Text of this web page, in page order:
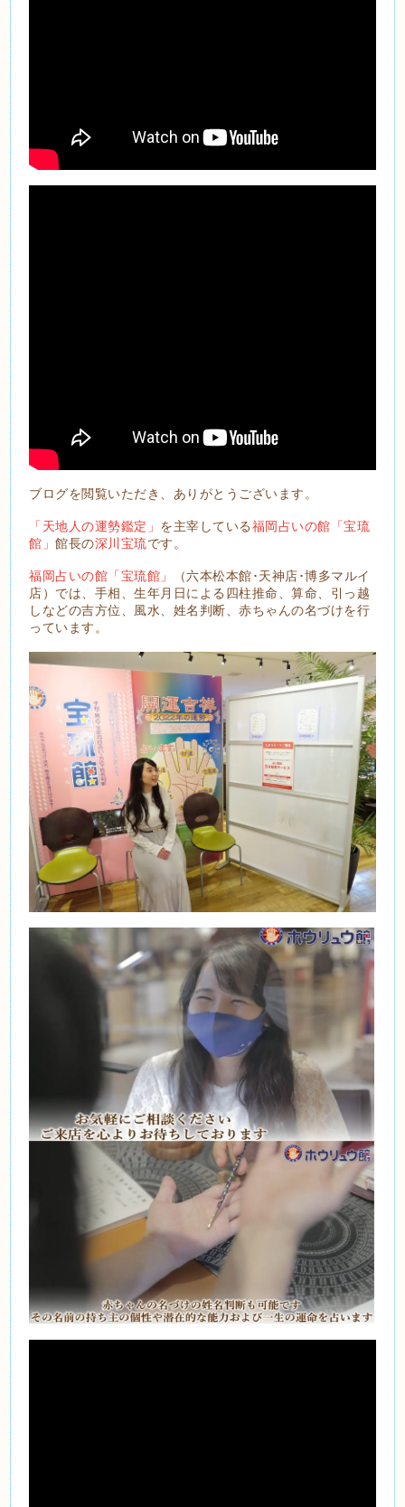
ブログを閲覧いただき、ありがとうございます。
「天地人の運勢鑑定」 を主宰している福岡占いの館「宝琉
館」館長の深川宝琉です。
福岡占いの館「宝琉館」
（六本松本館･天神店･博多マルイ
店）では、手相、生年月日による四柱推命、算命、引っ越
しなどの吉方位、風水、姓名判断、赤ちゃんの名づけを行
っています。